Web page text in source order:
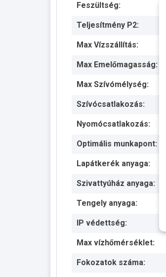
Feszültség:
Teljesítmény P2:
Max Vízszállítás:
Max Emelőmagasság:
Max Szívómélység:
Szívócsatlakozás:
Nyomócsatlakozás:
Optimális munkapont:
Lapátkerék anyaga:
Szivattyúház anyaga:
Tengely anyaga:
IP védettség:
Max vízhőmérséklet:
Fokozatok száma: